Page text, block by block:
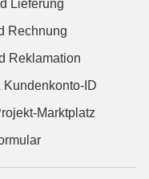
Lieferung
Rechnung
Reklamation
Kundenkonto-ID
Marktplatz